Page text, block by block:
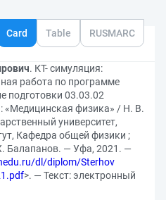
Card Table RUSMARC
. КТ- симуляция:
работа по программе
подготовки 03.03.02
«Медицинская физика» / Н. В.
университет,
Кафедра общей физики ;
Балапанов. — Уфа, 2021. —
dl/diplom/Sterhov
>. — Текст: электронный